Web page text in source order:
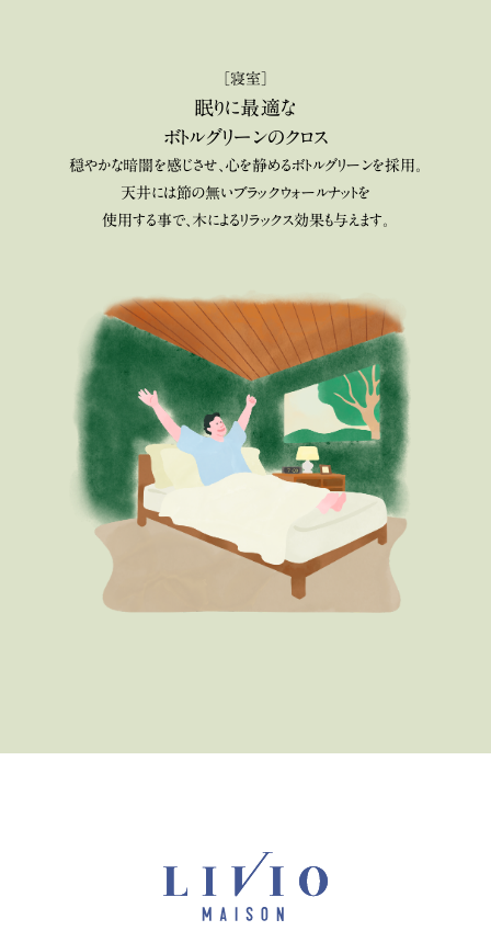
［寝室］
眠りに最適な
ボトルグリーンのクロス
穏やかな暗闇を感じさせ、 心を静めるボトルグリーンを採用。
天井には節の無いブラックウォールナットを
使用する事で、木によるリラックス効果も与えます。